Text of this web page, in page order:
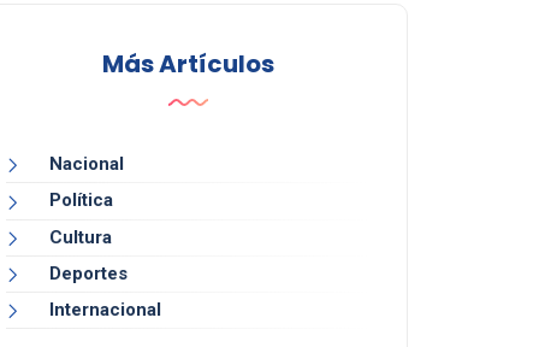
Más Artículos
Nacional
Política
Cultura
Deportes
Internacional